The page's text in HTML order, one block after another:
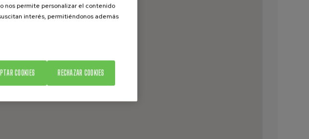
nos permite personalizar el contenido
interés, permitiéndonos además
RECHAZAR COOKIES
COOKIES